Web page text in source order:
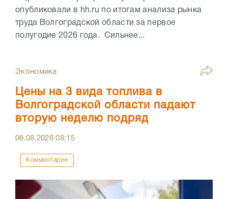
опубликовали в hh.ru по итогам анализа рынка
труда Волгоградской области за первое
полугодие 2026 года. Сильнее...
Экономика
Цены на 3 вида топлива в
Волгоградской области падают
вторую неделю подряд
06.08.202608:15
Комментарии